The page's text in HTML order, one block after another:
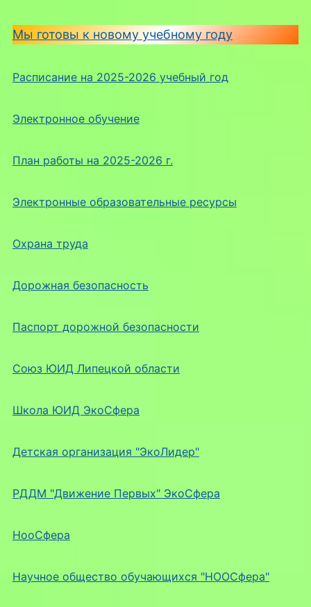
Мы готовы к новому учебному году
Расписание на 2025-2026 учебный год
Электронное обучение
План работы на 2025-2026 г.
Электронные образовательные ресурсы
Охрана труда
Дорожная безопасность
Паспорт дорожной безопасности
Союз ЮИД Липецкой области
Школа ЮИД ЭкоСфера
Детская организация "ЭкоЛидер"
РДДМ "Движение Первых" ЭкоСфера
НооСфера
Научное общество обучающихся "НООСфера"